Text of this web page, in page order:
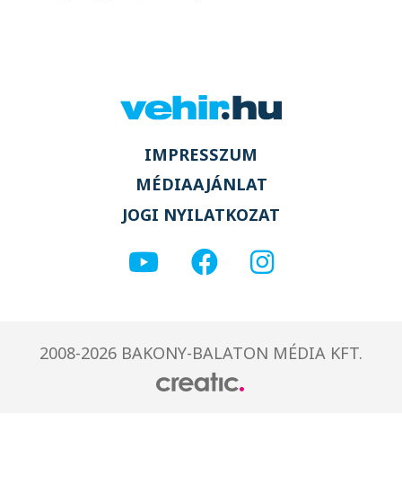
IMPRESSZUM
MÉDIAAJÁNLAT
JOGI NYILATKOZAT
2008-2026 BAKONY-BALATON MÉDIA KFT.